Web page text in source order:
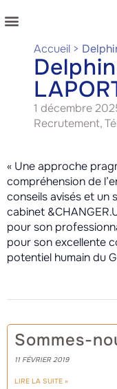
Accueil >
1 décembre
Recrutement,
« Une approche
compréhension de
conseils avisés et un
cabinet
pour son
pour son excellente
potentiel humain du
Sommes-
11 FÉVRIER 2019
LIRE LA SUITE »